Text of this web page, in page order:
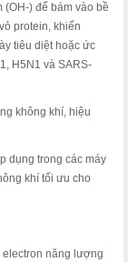
) để bám vào bề
protein, khiến
tiêu diệt hoặc ức
H5N1 và SARS-
không khí, hiệu
dụng trong các máy
khí tối ưu cho
electron năng lượng